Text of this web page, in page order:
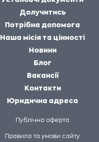
Долучитись
Потрібна допомога
Наша місія та цінності
Новини
Блог
Вакансії
Контакти
Юридична адреса
Публічна оферта
Правила та умови сайту